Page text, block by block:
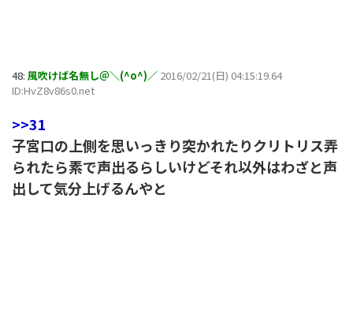
48: 風吹けば名無し＠＼(^o^)／ 2016/02/21(日) 04:15:19.64
ID:HvZ8v86s0.net
>>31
子宮口の上側を思いっきり突かれたりクリトリス弄
られたら素で声出るらしいけどそれ以外はわざと声
出して気分上げるんやと